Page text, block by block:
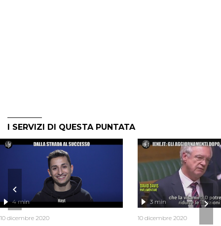
I SERVIZI DI QUESTA PUNTATA
4 min
10 dicembre 2020
3 min
10 dicembre 2020